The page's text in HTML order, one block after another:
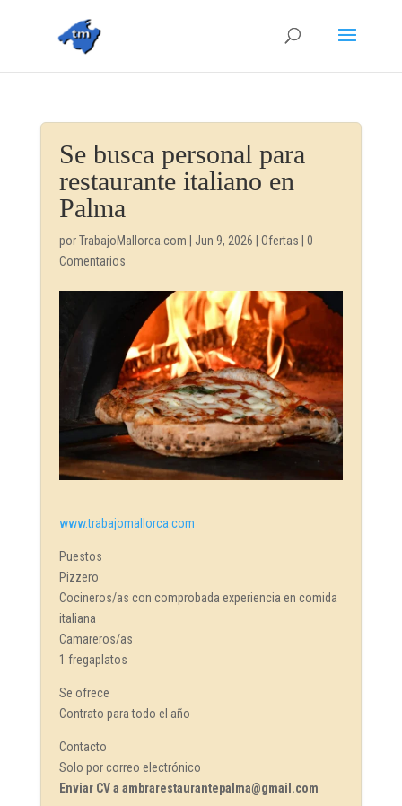
Se busca personal para
restaurante italiano en
Palma
porTrabajoMallorca.com Jun 9, 2026 Ofertas
0
Comentarios
www.trabajomallorca.com
Puestos
Pizzero
Cocineros/as con comprobada experiencia en comida
italiana
Camareros/as
1 fregaplatos
Se ofrece
Contrato para todo el año
Contacto
Solo por correo electrónico
Enviar CV a ambrarestaurantepalma@gmail.com